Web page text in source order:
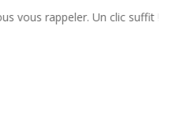
rappeler. Un clic suffit !